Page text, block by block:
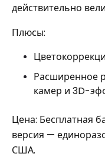
действительно
Плюсы:
Расширенное
камер и 3D-
Цена: Бесплатная
версия —
США.